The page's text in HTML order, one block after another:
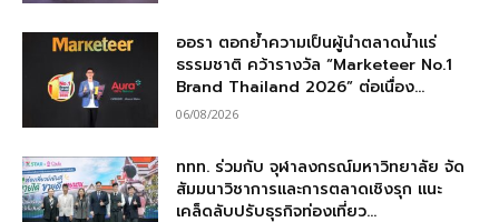
ออรา ตอกย้ำความเป็นผู้นำตลาดน้ำแร่
ธรรมชาติ คว้ารางวัล “Marketeer No.1
Brand Thailand 2026” ต่อเนื่อง...
06/08/2026
ททท. ร่วมกับ จุฬาลงกรณ์มหาวิทยาลัย จัด
สัมมนาวิชาการและการตลาดเชิงรุก แนะ
เคล็ดลับปรับธุรกิจท่องเที่ยว...